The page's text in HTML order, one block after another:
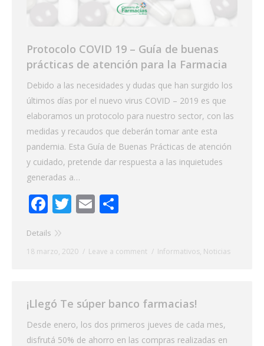
Protocolo COVID 19 – Guía de buenas
prácticas de atención para la Farmacia
Debido a las necesidades y dudas que han surgido los
últimos días por el nuevo virus COVID – 2019 es que
elaboramos un protocolo para nuestro sector, con las
medidas y recaudos que deberán tomar ante esta
pandemia. Esta Guía de Buenas Prácticas de atención
y cuidado, pretende dar respuesta a las inquietudes
generadas a…
Facebook
Twitter
Email
Details
18 marzo, 2020 Leave a comment Informativos, Noticias
¡Llegó Te súper banco farmacias!
Desde enero, los dos primeros jueves de cada mes,
disfrutá 50% de ahorro en las compras realizadas en